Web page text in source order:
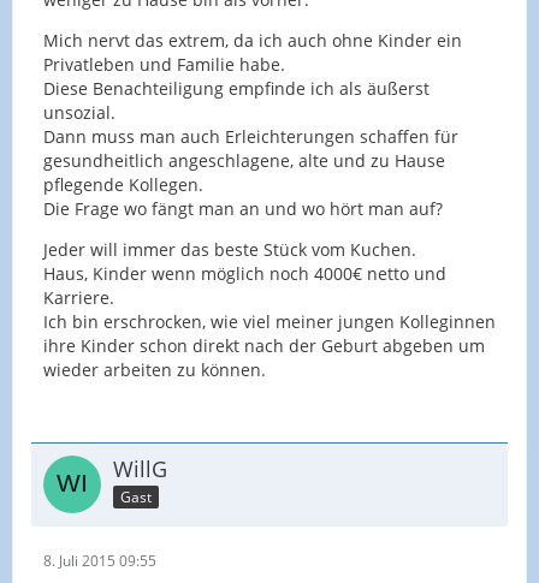
Mich nervt das extrem, da ich auch ohne Kinder ein
Privatleben und Familie habe.
Diese Benachteiligung empfinde ich als äußerst
unsozial.
Dann muss man auch Erleichterungen schaffen für
gesundheitlich angeschlagene, alte und zu Hause
pflegende Kollegen.
Die Frage wo fängt man an und wo hört man auf?
Jeder will immer das beste Stück vom Kuchen.
Haus, Kinder wenn möglich noch 4000€ netto und
Karriere.
Ich bin erschrocken, wie viel meiner jungen Kolleginnen
ihre Kinder schon direkt nach der Geburt abgeben um
wieder arbeiten zu können.
WillG
Gast
8. Juli 2015 09:55